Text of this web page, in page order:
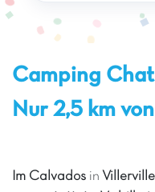
Camping
Nur 2,5 km
Im Calvados in Villerville